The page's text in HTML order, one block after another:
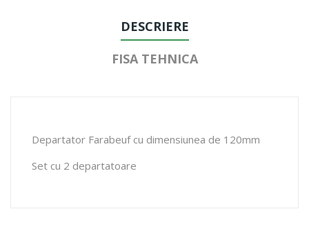
DESCRIERE
FISA TEHNICA
Departator Farabeuf cu dimensiunea de 120mm
Set cu 2 departatoare